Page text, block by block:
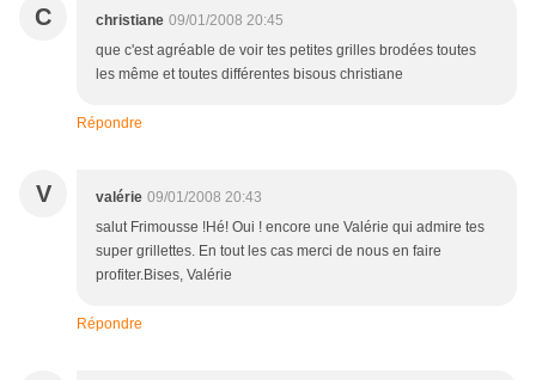
C christiane 09/01/2008 20:45
que c'est agréable de voir tes petites grilles brodées toutes
les même et toutes différentes bisous christiane
Répondre
V valérie 09/01/2008 20:43
salut Frimousse !Hé! Oui ! encore une Valérie qui admire tes
super grillettes. En tout les cas merci de nous en faire
profiter.Bises, Valérie
Répondre